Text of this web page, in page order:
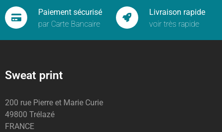
Paiement sécurisé
par Carte Bancaire
Livraison rapide
voir très rapide
Sweat print
200 rue Pierre et Marie Curie
49800 Trélazé
FRANCE